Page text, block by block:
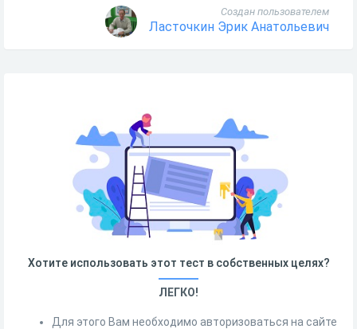
Создан пользователем
Ласточкин Эрик Анатольевич
Хотите использовать этот тест в собственных целях?
ЛЕГКО!
Для этого Вам необходимо авторизоваться на сайте